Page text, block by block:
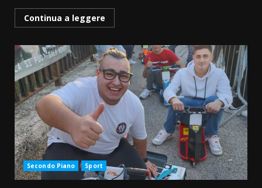
Continua a leggere
Secondo Piano Sport